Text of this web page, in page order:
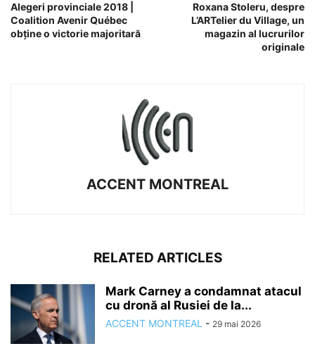
Alegeri provinciale 2018 |
Coalition Avenir Québec
obține o victorie majoritară
Roxana Stoleru, despre
L’ARTelier du Village, un
magazin al lucrurilor
originale
ACCENT MONTREAL
RELATED ARTICLES
Mark Carney a condamnat atacul
cu dronă al Rusiei de la...
ACCENT MONTREAL - 29 mai 2026